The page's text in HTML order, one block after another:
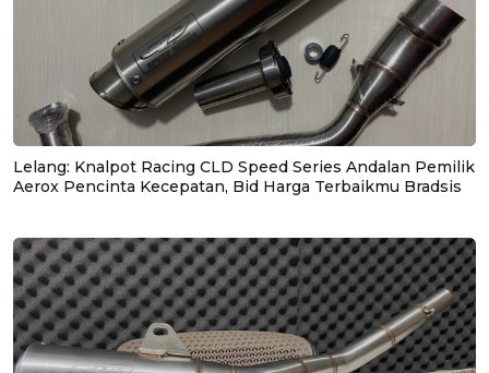
Lelang: Knalpot Racing CLD Speed Series Andalan Pemilik
Aerox Pencinta Kecepatan, Bid Harga Terbaikmu Bradsis